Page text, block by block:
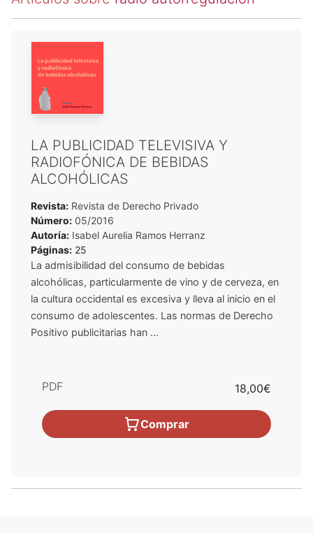
LA PUBLICIDAD TELEVISIVA Y
RADIOFÓNICA DE BEBIDAS
ALCOHÓLICAS
Revista: Revista de Derecho Privado
Número: 05/2016
Autoría: Isabel Aurelia Ramos Herranz
Páginas: 25
La admisibilidad del consumo de bebidas
alcohólicas, particularmente de vino y de cerveza, en
la cultura occidental es excesiva y lleva al inicio en el
consumo de adolescentes. Las normas de Derecho
Positivo publicitarias han ...
PDF 18,00€
Comprar